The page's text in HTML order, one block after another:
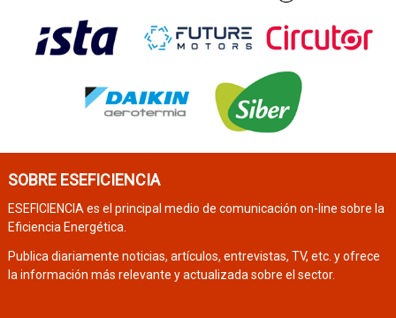
SOBRE ESEFICIENCIA
ESEFICIENCIA es el principal medio de comunicación on-line sobre la
Eficiencia Energética.
Publica diariamente noticias, artículos, entrevistas, TV, etc. y ofrece
la información más relevante y actualizada sobre el sector.